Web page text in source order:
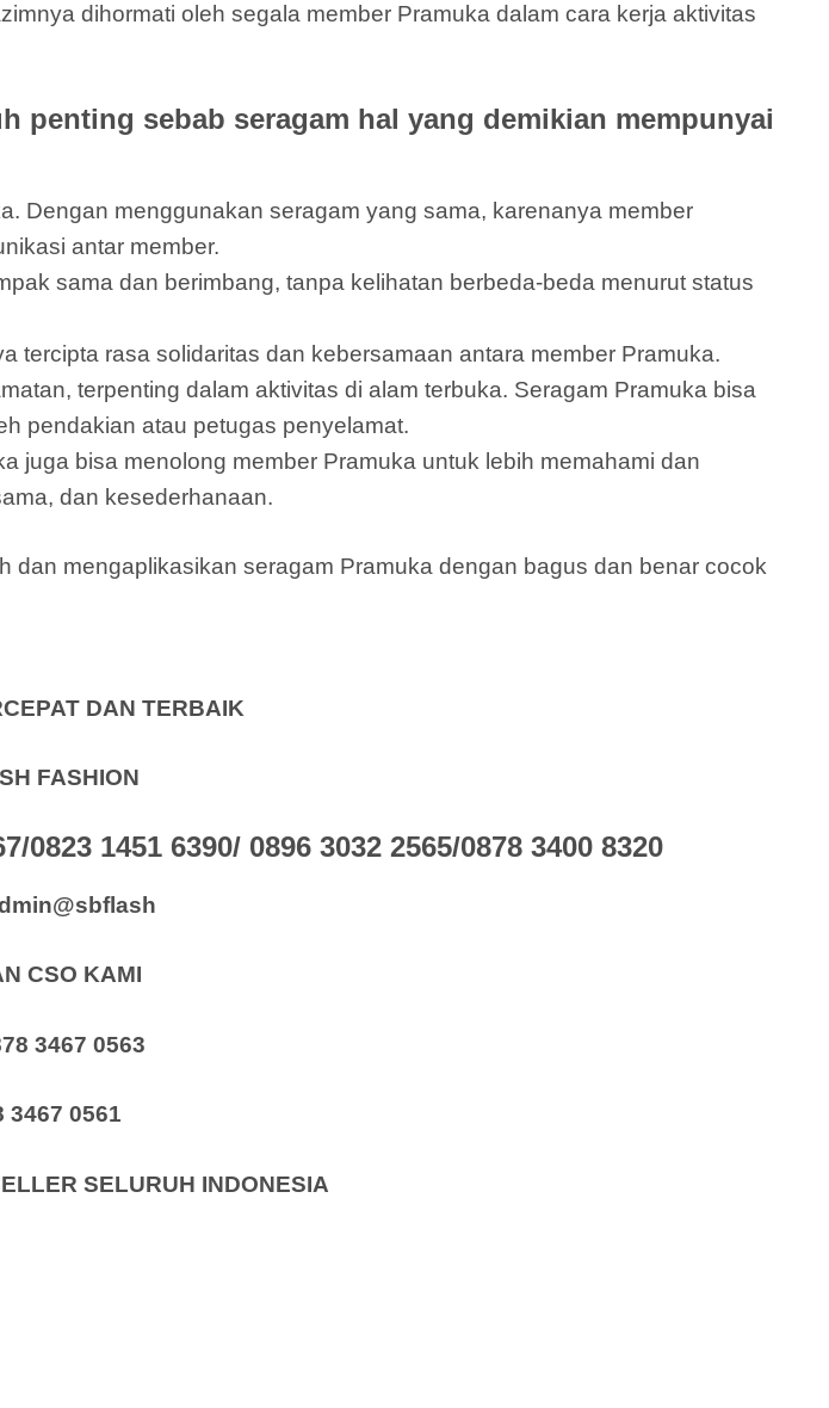
dihormati oleh segala member Pramuka dalam cara kerja aktivitas
penting sebab seragam hal yang demikian mempunyai
Dengan menggunakan seragam yang sama, karenanya member
antar member.
sama dan berimbang, tanpa kelihatan berbeda-beda menurut status
tercipta rasa solidaritas dan kebersamaan antara member Pramuka.
terpenting dalam aktivitas di alam terbuka. Seragam Pramuka bisa
pendakian atau petugas penyelamat.
juga bisa menolong member Pramuka untuk lebih memahami dan
dan kesederhanaan.
dan mengaplikasikan seragam Pramuka dengan bagus dan benar cocok
DAN TERBAIK
FASHION
0823 1451 6390/ 0896 3032 2565/0878 3400 8320
CSO KAMI
3467 0563
3467 0561
SELURUH INDONESIA